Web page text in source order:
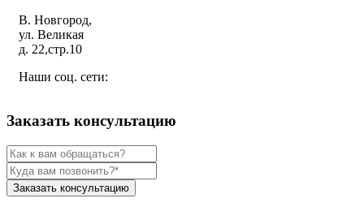
В. Новгород,
ул. Великая
д. 22,стр.10
Наши соц. сети:
Заказать консультацию
Заказать консультацию